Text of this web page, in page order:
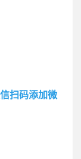
扫码添加微